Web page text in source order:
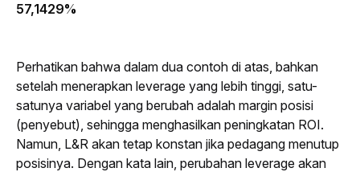
57,1429%
Perhatikan bahwa dalam dua contoh di atas, bahkan
setelah menerapkan leverage yang lebih tinggi, satu-
satunya variabel yang berubah adalah margin posisi
(penyebut), sehingga menghasilkan peningkatan ROI.
Namun, L&R akan tetap konstan jika pedagang menutup
posisinya. Dengan kata lain, perubahan leverage akan